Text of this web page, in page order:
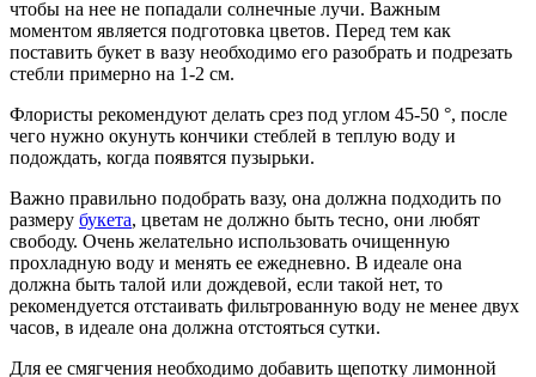
чтобы на нее не попадали солнечные лучи. Важным
моментом является подготовка цветов. Перед тем как
поставить букет в вазу необходимо его разобрать и подрезать
стебли примерно на 1-2 см.
Флористы рекомендуют делать срез под углом 45-50 °, после
чего нужно окунуть кончики стеблей в теплую воду и
подождать, когда появятся пузырьки.
Важно правильно подобрать вазу, она должна подходить по
размеру букета, цветам не должно быть тесно, они любят
свободу. Очень желательно использовать очищенную
прохладную воду и менять ее ежедневно. В идеале она
должна быть талой или дождевой, если такой нет, то
рекомендуется отстаивать фильтрованную воду не менее двух
часов, в идеале она должна отстояться сутки.
Для ее смягчения необходимо добавить щепотку лимонной